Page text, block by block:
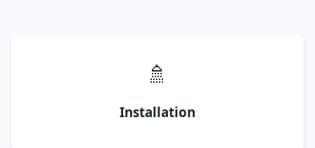
🚿
Installation